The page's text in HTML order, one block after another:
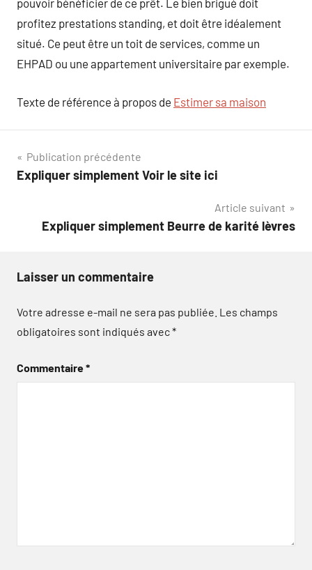
pouvoir bénéficier de ce prêt. Le bien brigué doit
profitez prestations standing, et doit être idéalement
situé. Ce peut être un toit de services, comme un
EHPAD ou une appartement universitaire par exemple.
Texte de référence à propos de Estimer sa maison
Navigation
de
Publication précédente
Expliquer simplement Voir le site ici
Article suivant
Expliquer simplement Beurre de karité lèvres
Laisser un commentaire
Votre adresse e-mail ne sera pas publiée. Les champs
obligatoires sont indiqués avec*
Commentaire*